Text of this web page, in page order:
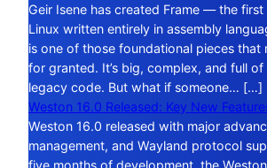
Geir Isene has created Frame — the first
Linux written entirely in assembly
is one of those foundational pieces that
for granted. It’s big, complex, and full
legacy code. But what if someone… […]
Weston 16.0 Released: Key New
Weston 16.0 released with major
management, and Wayland protocol
five months of development, the